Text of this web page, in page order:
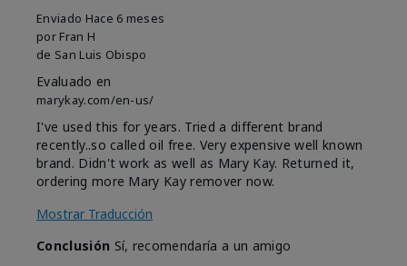
Enviado Hace 6 meses
por Fran H
de San Luis Obispo
Evaluado en
marykay.com/en-us/
I've used this for years. Tried a different brand
recently..so called oil free. Very expensive well known
brand. Didn't work as well as Mary Kay. Returned it,
ordering more Mary Kay remover now.
Mostrar Traducción
Conclusión Sí, recomendaría a un amigo